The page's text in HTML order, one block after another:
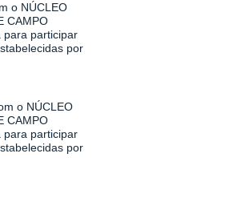
o NÚCLEO
CAMPO
para participar
por
o NÚCLEO
CAMPO
para participar
por